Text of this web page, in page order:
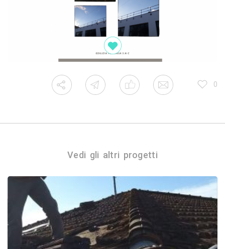
0
Vedi gli altri progetti